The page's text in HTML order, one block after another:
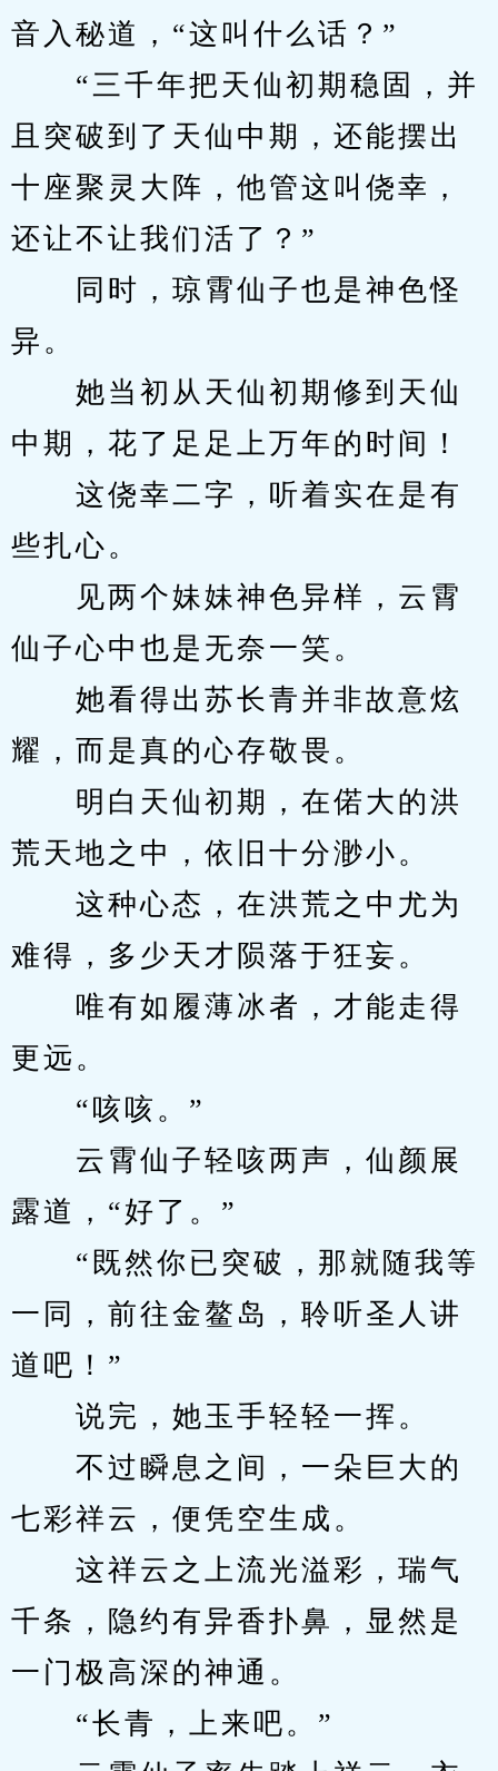
音入秘道，“这叫什么话？”
“三千年把天仙初期稳固，并
且突破到了天仙中期，还能摆出
十座聚灵大阵，他管这叫侥幸，
还让不让我们活了？”
同时，琼霄仙子也是神色怪
异。
她当初从天仙初期修到天仙
中期，花了足足上万年的时间！
这侥幸二字，听着实在是有
些扎心。
见两个妹妹神色异样，云霄
仙子心中也是无奈一笑。
她看得出苏长青并非故意炫
耀，而是真的心存敬畏。
明白天仙初期，在偌大的洪
荒天地之中，依旧十分渺小。
这种心态，在洪荒之中尤为
难得，多少天才陨落于狂妄。
唯有如履薄冰者，才能走得
更远。
“咳咳。”
云霄仙子轻咳两声，仙颜展
露道，“好了。”
“既然你已突破，那就随我等
一同，前往金鳌岛，聆听圣人讲
道吧！”
说完，她玉手轻轻一挥。
不过瞬息之间，一朵巨大的
七彩祥云，便凭空生成。
这祥云之上流光溢彩，瑞气
千条，隐约有异香扑鼻，显然是
一门极高深的神通。
“长青，上来吧。”